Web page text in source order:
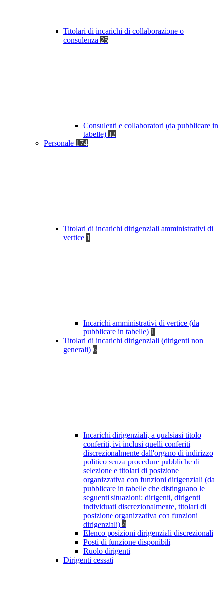
Titolari di incarichi di collaborazione o
consulenza 25
Consulenti e collaboratori (da pubblicare in
tabelle) 12
Personale 174
Titolari di incarichi dirigenziali amministrativi di
vertice 1
Incarichi amministrativi di vertice (da
pubblicare in tabelle) 1
Titolari di incarichi dirigenziali (dirigenti non
generali) 6
Incarichi dirigenziali, a qualsiasi titolo
conferiti, ivi inclusi quelli conferiti
discrezionalmente dall'organo di indirizzo
politico senza procedure pubbliche di
selezione e titolari di posizione
organizzativa con funzioni dirigenziali (da
pubblicare in tabelle che distinguano le
seguenti situazioni: dirigenti, dirigenti
individuati discrezionalmente, titolari di
posizione organizzativa con funzioni
dirigenziali) 4
Elenco posizioni dirigenziali discrezionali
Posti di funzione disponibili
Ruolo dirigenti
Dirigenti cessati